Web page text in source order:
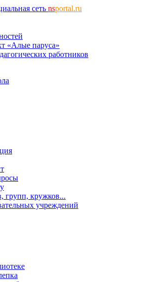
сеть nsportal.ru
«Алые паруса»
работников
групп, кружков...
учреждений